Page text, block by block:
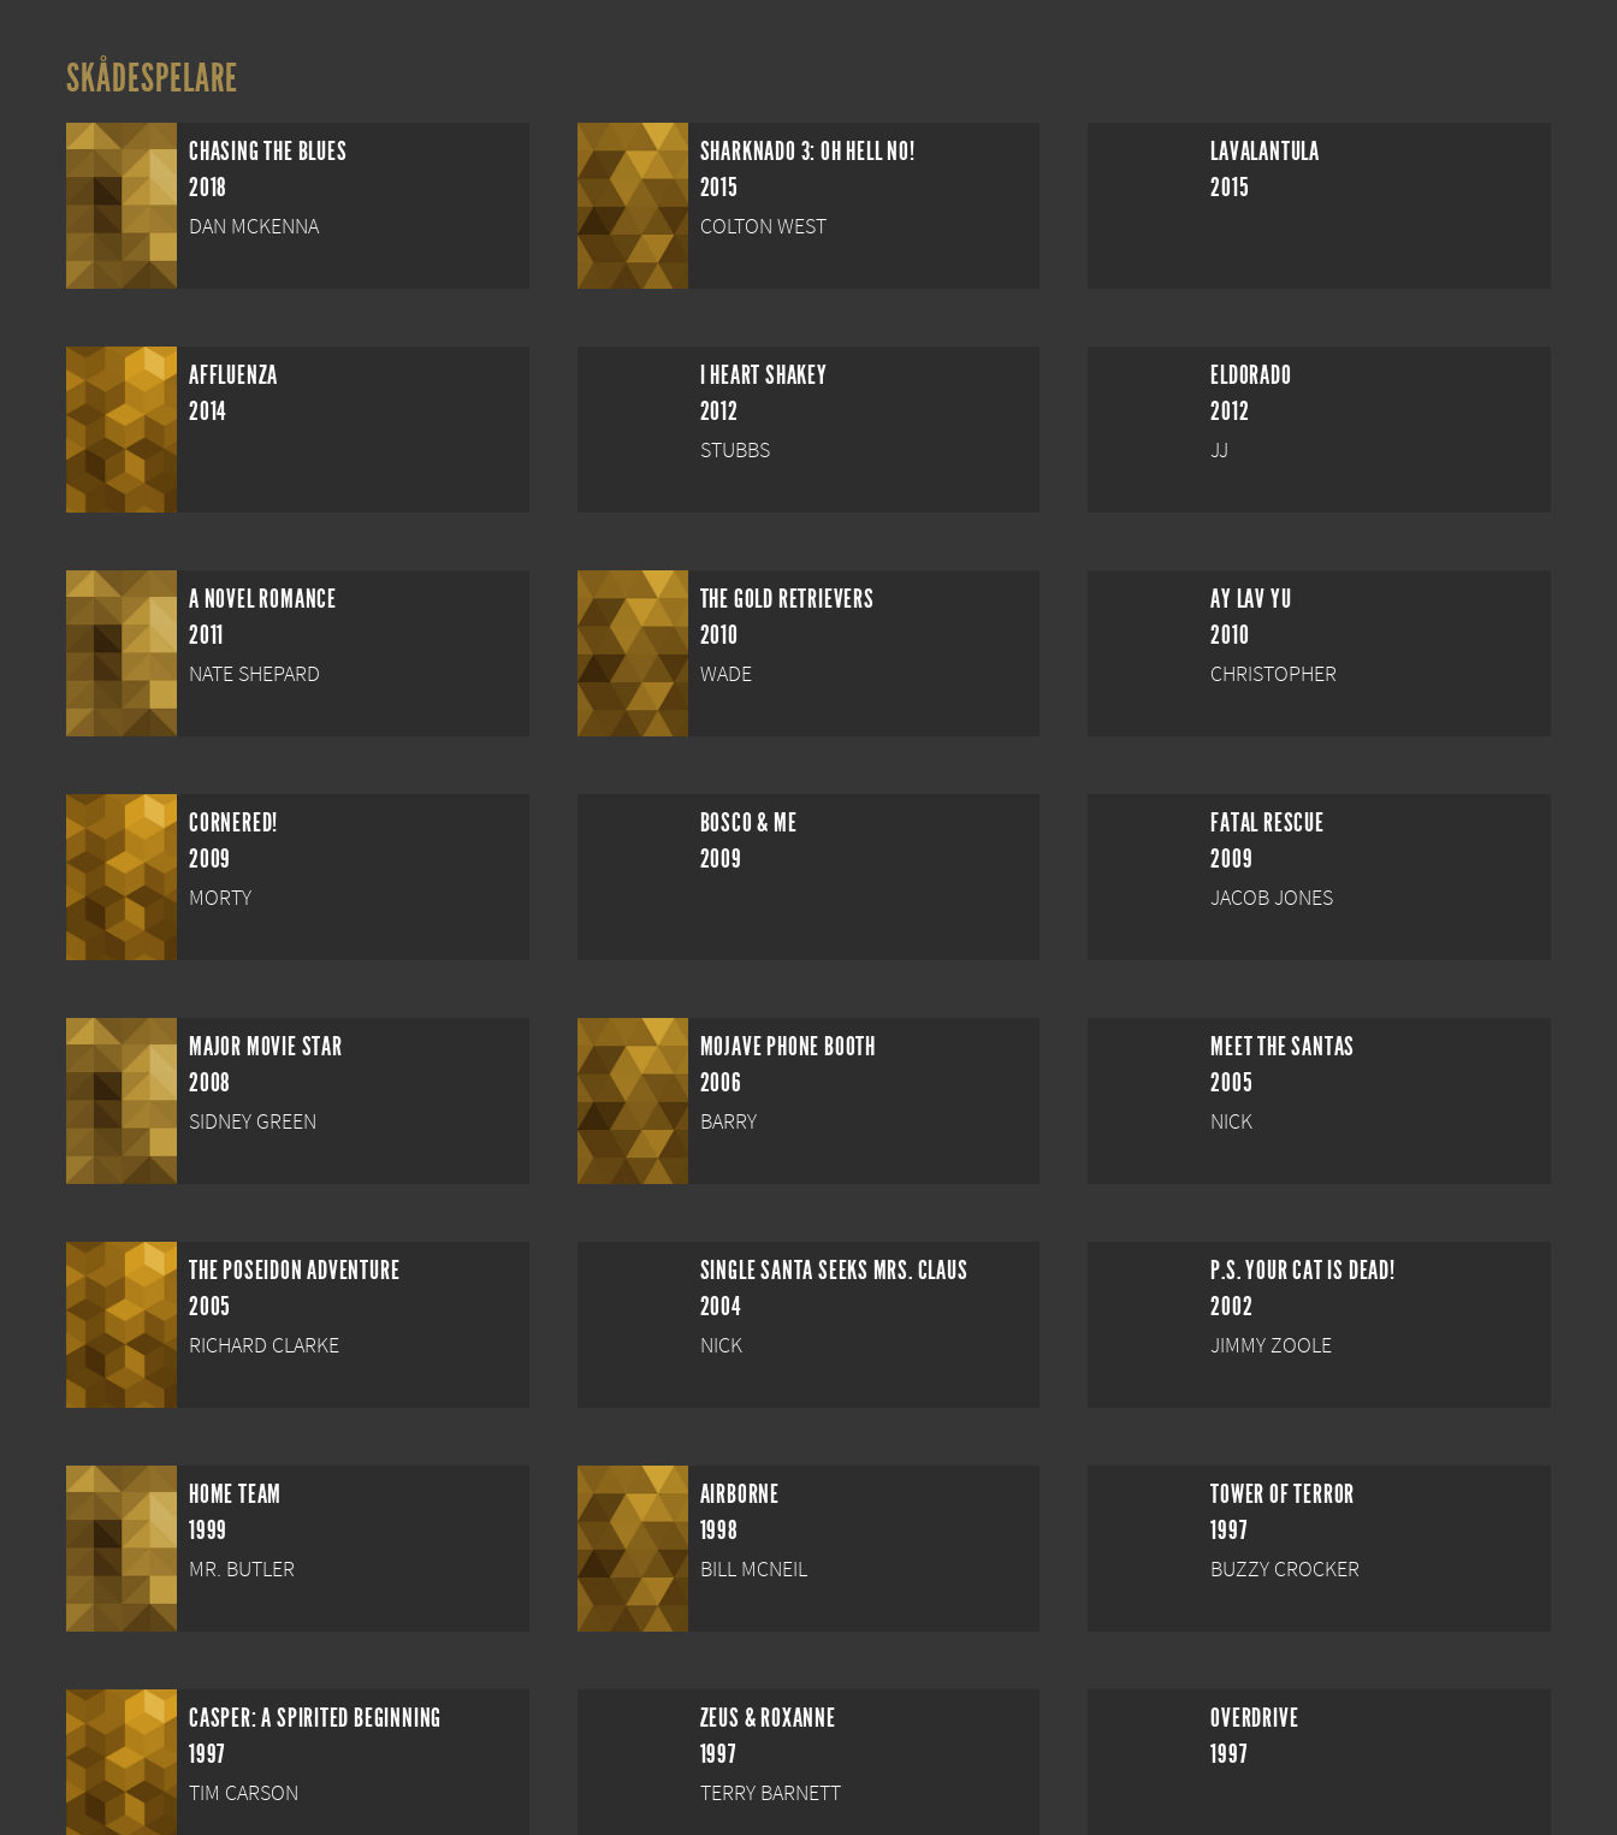
SKÅDESPELARE
CHASING THE BLUES
2018
DAN MCKENNA
SHARKNADO 3: OH HELL NO!
2015
COLTON WEST
LAVALANTULA
2015
AFFLUENZA
2014
I HEART SHAKEY
2012
STUBBS
ELDORADO
2012
JJ
A NOVEL ROMANCE
2011
NATE SHEPARD
THE GOLD RETRIEVERS
2010
WADE
AY LAV YU
2010
CHRISTOPHER
CORNERED!
2009
MORTY
BOSCO & ME
2009
FATAL RESCUE
2009
JACOB JONES
MAJOR MOVIE STAR
2008
SIDNEY GREEN
MOJAVE PHONE BOOTH
2006
BARRY
MEET THE SANTAS
2005
NICK
THE POSEIDON ADVENTURE
2005
RICHARD CLARKE
SINGLE SANTA SEEKS MRS. CLAUS
2004
NICK
P.S. YOUR CAT IS DEAD!
2002
JIMMY ZOOLE
HOME TEAM
1999
MR. BUTLER
AIRBORNE
1998
BILL MCNEIL
TOWER OF TERROR
1997
BUZZY CROCKER
CASPER: A SPIRITED BEGINNING
1997
TIM CARSON
ZEUS & ROXANNE
1997
TERRY BARNETT
OVERDRIVE
1997